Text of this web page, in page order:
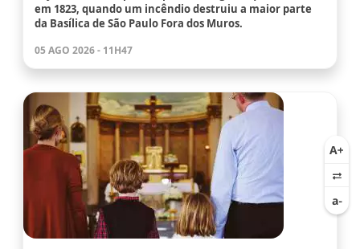
em 1823, quando um incêndio destruiu a maior parte
da Basílica de São Paulo Fora dos Muros.
05 AGO 2026 - 11H47